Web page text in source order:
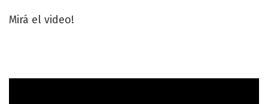
Mirá el video!